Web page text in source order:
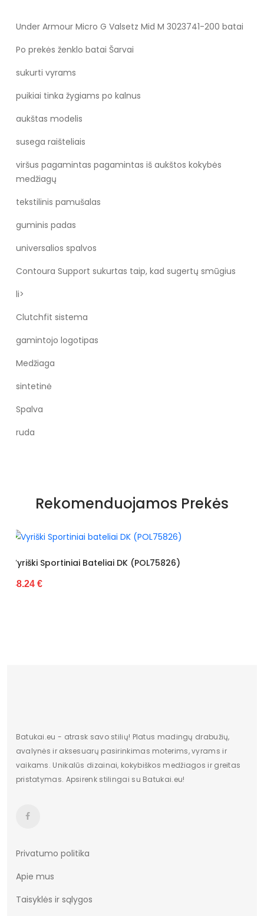
Under Armour Micro G Valsetz Mid M 3023741-200 batai
Po prekės ženklo batai Šarvai
sukurti vyrams
puikiai tinka žygiams po kalnus
aukštas modelis
susega raišteliais
viršus pagamintas pagamintas iš aukštos kokybės
medžiagų
tekstilinis pamušalas
guminis padas
universalios spalvos
Contoura Support sukurtas taip, kad sugertų smūgius
li>
Clutchfit sistema
gamintojo logotipas
Medžiaga
sintetinė
Spalva
ruda
Rekomenduojamos Prekės
DK (POL75826) Vyriški Sportiniai Bateliai
Batukai.eu - atrask savo stilių! Platus madingų drabužių,
avalynės ir aksesuarų pasirinkimas moterims, vyrams ir
vaikams. Unikalūs dizainai, kokybiškos medžiagos ir greitas
pristatymas. Apsirenk stilingai su Batukai.eu!
Privatumo politika
Apie mus
Taisyklės ir sąlygos